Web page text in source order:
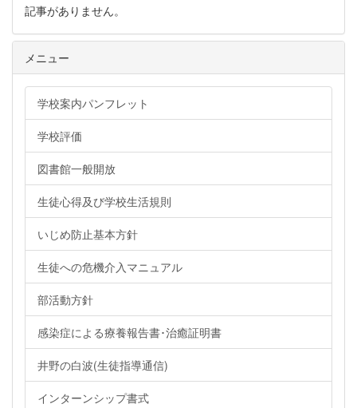
記事がありません。
メニュー
学校案内パンフレット
学校評価
図書館一般開放
生徒心得及び学校生活規則
いじめ防止基本方針
生徒への危機介入マニュアル
部活動方針
感染症による療養報告書･治癒証明書
井野の白波(生徒指導通信)
インターンシップ書式